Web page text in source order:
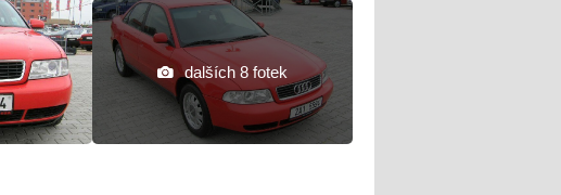
dalších 8 fotek